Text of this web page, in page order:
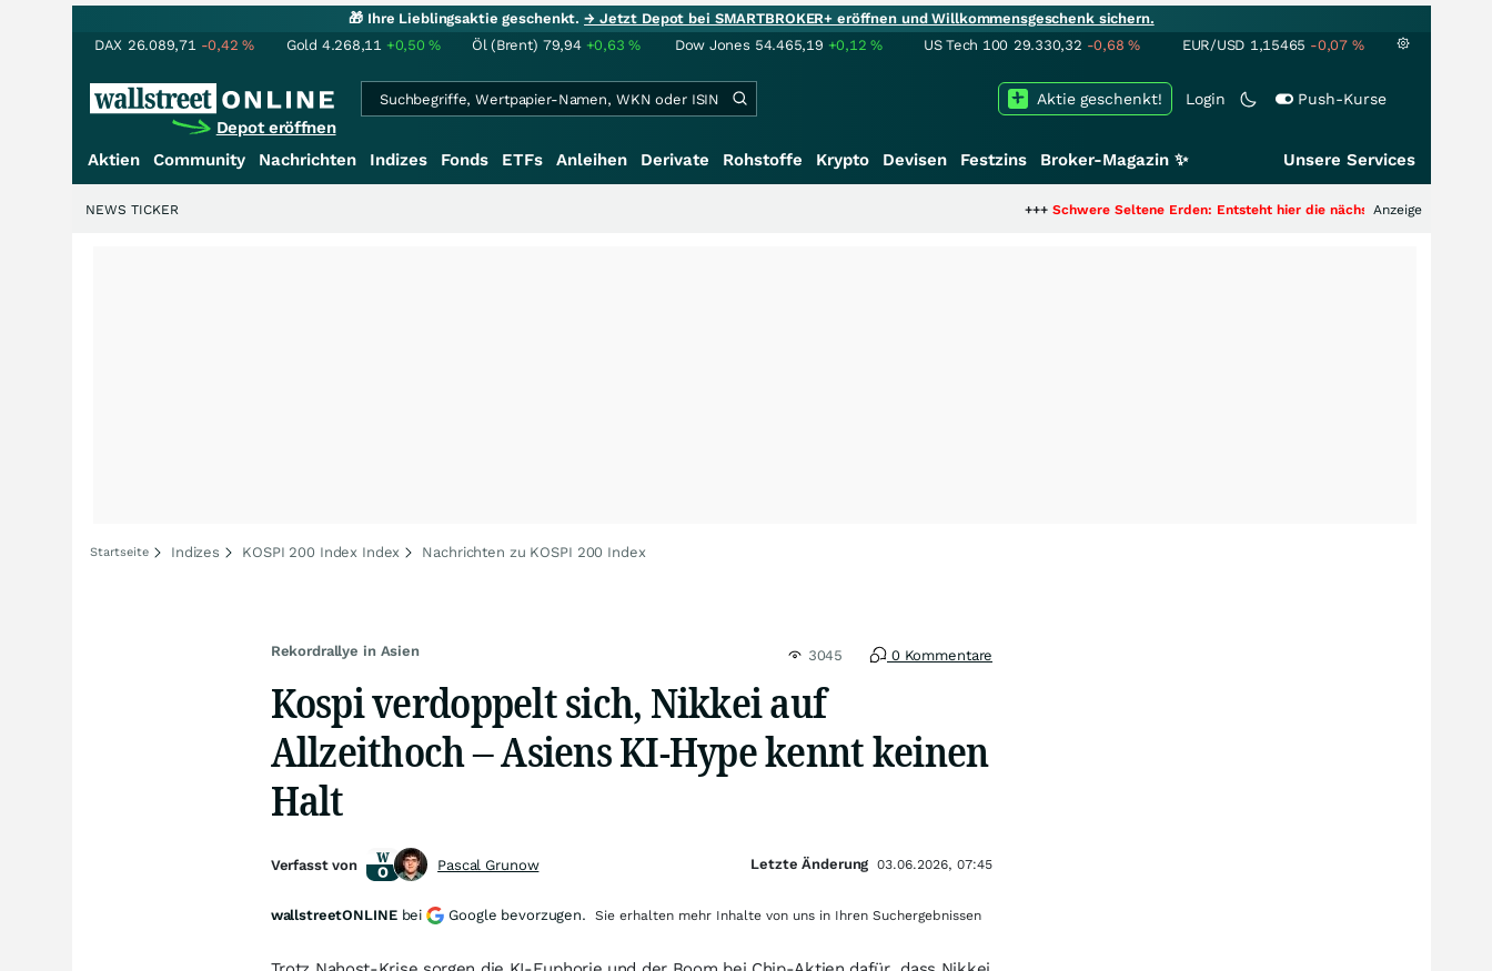
🎁 Ihre Lieblingsaktie geschenkt.→ Jetzt Depot bei SMARTBROKER+ eröffnen und Willkommensgeschenk sichern.
DAX 26.089,71 -0,42% Gold 4.268,11 +0,50% Öl (Brent) 79,94 +0,63% Dow Jones 54.465,19 +0,12% US Tech 100 29.330,32 -0,68% EUR/USD 1,15465 -0,07 %
Depot eröffnen
Login Push-Kurse
Aktie geschenkt!
Aktien Community Nachrichten Indizes Fonds ETFs Anleihen Derivate Rohstoffe Krypto Devisen Festzins Broker-Magazin ✨ Unsere Services
Schwere Seltene Erden: Entsteht hier die nächste Milliardenstory?+++
Anzeige
NEWS TICKER
Startseite Indizes KOSPI 200 Index Index Nachrichten zu KOSPI 200 Index
Rekordrallye in Asien 3045 0 Kommentare
Kospi verdoppelt sich, Nikkei auf
Allzeithoch – Asiens KI-Hype kennt keinen
Halt
Verfasst von Pascal Grunow Letzte Änderung 03.06.2026, 07:45
wallstreetONLINE bei Google bevorzugen. Sie erhalten mehr Inhalte von uns in Ihren Suchergebnissen